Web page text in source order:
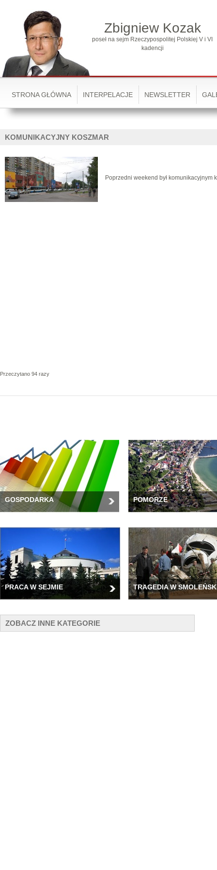
Zbigniew Kozak
poseł na sejm Rzeczypospolitej Polskiej V i VI
kadencji
STRONA GŁÓWNA INTERPELACJE NEWSLETTER
KOMUNIKACYJNY KOSZMAR
Poprzedni weekend był komunikacyjnym
Przeczytano 94 razy
GOSPODARKA POMORZE
PRACA W SEJMIE TRAGEDIA W
ZOBACZ INNE KATEGORIE